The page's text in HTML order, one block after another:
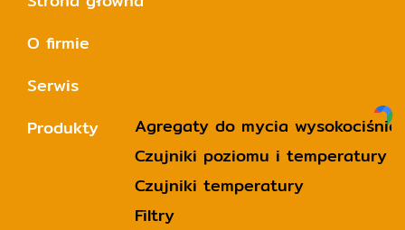
O firmie
Serwis
Produkty
Agregaty do mycia
Czujniki poziomu i temperatury
Czujniki temperatury
Filtry